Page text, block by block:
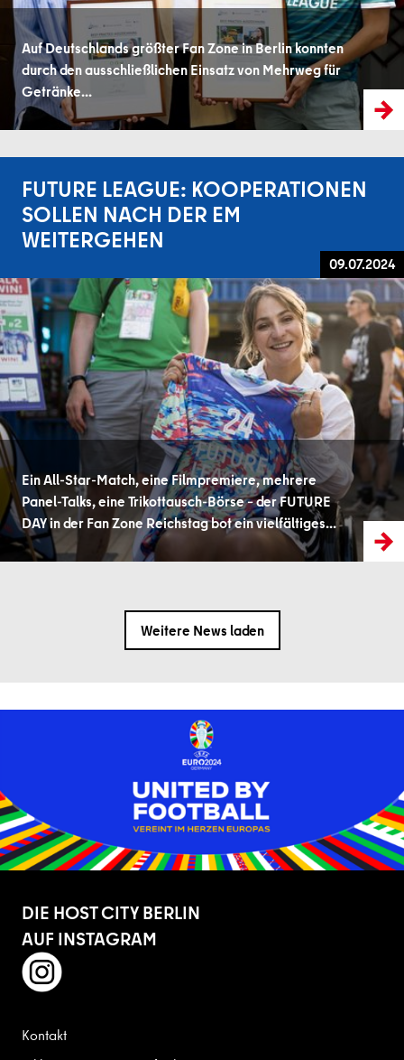
Auf Deutschlands größter Fan Zone in Berlin konnten
durch den ausschließlichen Einsatz von Mehrweg für
Getränke...
FUTURE LEAGUE: KOOPERATIONEN
SOLLEN NACH DER EM
WEITERGEHEN
09.07.2024
Ein All-Star-Match, eine Filmpremiere, mehrere
Panel-Talks, eine Trikottausch-Börse – der FUTURE
DAY in der Fan Zone Reichstag bot ein vielfältiges…
Weitere News laden
DIE HOST CITY BERLIN
AUF INSTAGRAM
instagram
Kontakt